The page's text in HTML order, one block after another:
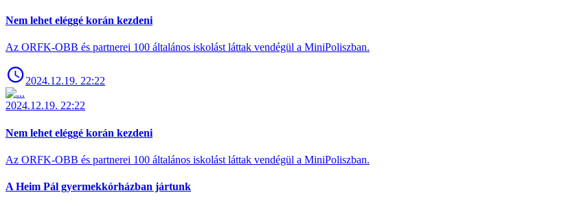
Nem lehet eléggé korán kezdeni
Az ORFK-OBB és partnerei 100 általános iskolást láttak vendégül a MiniPoliszban.
2024.12.19. 22:22
2024.12.19. 22:22
Nem lehet eléggé korán kezdeni
Az ORFK-OBB és partnerei 100 általános iskolást láttak vendégül a MiniPoliszban.
A Heim Pál gyermekkórházban jártunk